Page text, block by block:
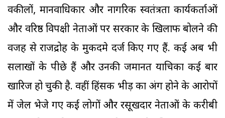
वकीलों, मानवाधिकार और नागरिक स्वतंत्रता कार्यकर्ताओं
और वरिष्ठ विपक्षी नेताओं पर सरकार के खिलाफ बोलने की
वजह से राजद्रोह के मुकदमे दर्ज किए गए हैं. कई अब भी
सलाखों के पीछे हैं और उनकी जमानत याचिका कई बार
खारिज हो चुकी है. वहीं हिंसक भीड़ का अंग होने के आरोपों
में जेल भेजे गए कई लोगों और रसूखदार नेताओं के करीबी